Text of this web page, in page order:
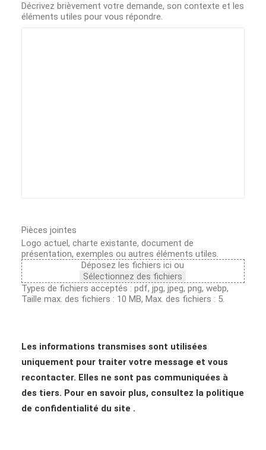
Décrivez brièvement votre demande, son contexte et les
éléments utiles pour vous répondre.
Pièces jointes
Logo actuel, charte existante, document de
présentation, exemples ou autres éléments utiles.
Déposez les fichiers ici ou
Sélectionnez des fichiers
Types de fichiers acceptés : pdf, jpg, jpeg, png, webp,
Taille max. des fichiers : 10 MB, Max. des fichiers : 5.
Les informations transmises sont utilisées
uniquement pour traiter votre message et vous
recontacter. Elles ne sont pas communiquées à
des tiers. Pour en savoir plus, consultez la politique
de confidentialité du site .